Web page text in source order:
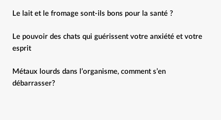
Le lait et le fromage sont-ils bons pour la santé ?
Le pouvoir des chats qui guérissent votre anxiété et votre
esprit
Métaux lourds dans l’organisme, comment s’en
débarrasser?